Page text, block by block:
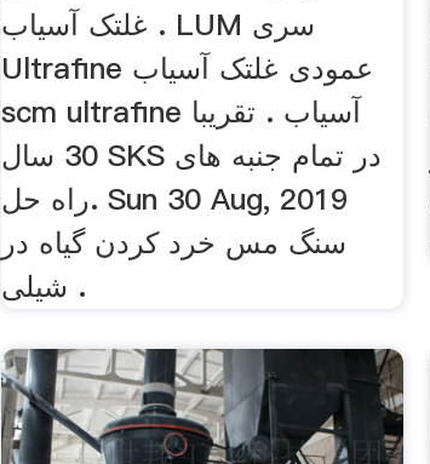
غلتک آسیاب . LUM سری
Ultrafine عمودی غلتک آسیاب
scm ultrafine آسیاب . تقریبا
30 سال SKS در تمام جنبه های
راه حل. Sun 30 Aug, 2019
سنگ مس خرد کردن گیاه در
شیلی .